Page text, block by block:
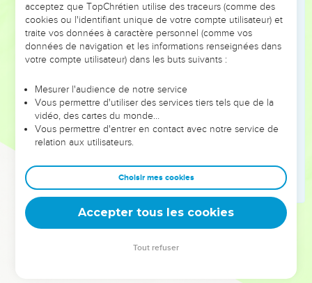
incrédule, mais crois.
Thomas lui répondit : —Mon Seigneur et mon Dieu !
—Parce que tu m’as vu, tu crois ! lui dit Jésus. Heureux
ceux qui croient sans avoir vu.
Le but de ce livre
Jésus a accompli, sous les yeux de ses disciples, encore
beaucoup d’autres signes miraculeux qui n’ont pas été
Mais ce qui s’y trouve a été écrit pour que vous croyiez
que Jésus est le Christ, le Fils de Dieu, et qu’en croyant,
vous possédiez la vie en son nom.
La Bible Du Semeur Copyright © 1992, 1999 by Biblica, Inc.® Used by permission.
acceptez que TopChrétien utilise des traceurs (comme des
cookies ou l'identifiant unique de votre compte utilisateur) et
traite vos données à caractère personnel (comme vos
données de navigation et les informations renseignées dans
votre compte utilisateur) dans les buts suivants :
Mesurer l'audience de notre service
Vous permettre d'utiliser des services tiers tels que de la
vidéo, des cartes du monde…
Vous permettre d'entrer en contact avec notre service de
relation aux utilisateurs.
Choisir mes cookies
Accepter tous les cookies
Tout refuser